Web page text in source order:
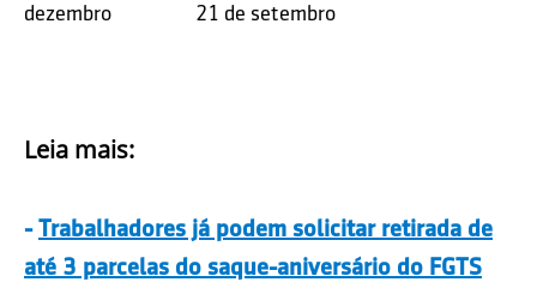
dezembro
21 de setembro
Leia mais:
-Trabalhadores já podem solicitar retirada de
até 3 parcelas do saque-aniversário do FGTS